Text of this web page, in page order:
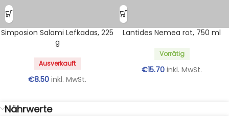
Simposion Salami Lefkadas, 225
g
Ausverkauft
€8.50 inkl. MwSt.
Lantides Nemea rot, 750 ml
Vorrätig
€15.70 inkl. MwSt.
Nährwerte